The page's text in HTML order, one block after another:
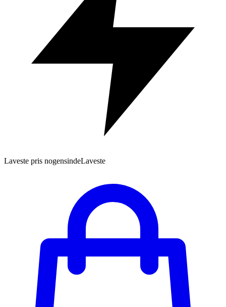
Laveste pris nogensindeLaveste